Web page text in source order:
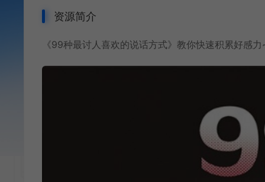
资源简介
《99种最讨人喜欢的说话方式》教你快速积累好感